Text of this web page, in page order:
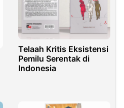
Telaah Kritis Eksistensi
Pemilu Serentak di
Indonesia